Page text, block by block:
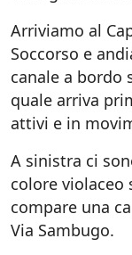
Arriviamo al
Soccorso e
canale a bordo
quale arriva
attivi e in
A sinistra ci
colore violaceo
compare una
Via Sambugo.